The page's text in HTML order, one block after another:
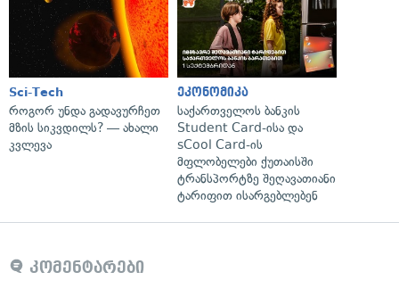
Sci-Tech
როგორ უნდა გადავურჩეთ
მზის სიკვდილს? — ახალი
კვლევა
ეკონომიკა
საქართველოს ბანკის
Student Card-ისა და
sCool Card-ის
მფლობელები ქუთაისში
ტრანსპორტზე შეღავათიანი
ტარიფით ისარგებლებენ
კომენტარები